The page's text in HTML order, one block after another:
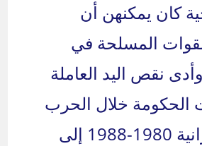
كان يمكنهن أن
المسلحة في
نقص اليد العاملة
خلال الحرب
العراقية الإيرانية 1980-1988 إلى